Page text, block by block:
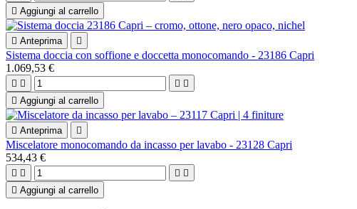
 Aggiungi al carrello
 Anteprima 
Sistema doccia con soffione e doccetta monocomando - 23186 Capri
1.069,53 €
   
 Aggiungi al carrello
 Anteprima 
Miscelatore monocomando da incasso per lavabo - 23128 Capri
534,43 €
   
 Aggiungi al carrello